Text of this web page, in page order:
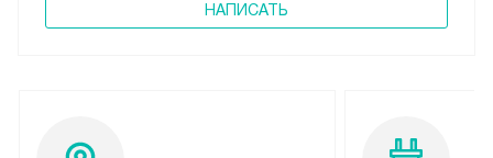
НАПИСАТЬ